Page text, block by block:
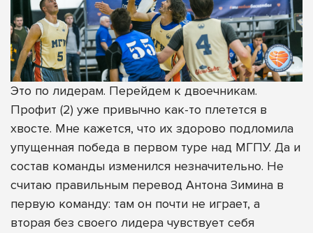
Это по лидерам. Перейдем к двоечникам.
Профит (2) уже привычно как-то плетется в
хвосте. Мне кажется, что их здорово подломила
упущенная победа в первом туре над МГПУ. Да и
состав команды изменился незначительно. Не
считаю правильным перевод Антона Зимина в
первую команду: там он почти не играет, а
вторая без своего лидера чувствует себя